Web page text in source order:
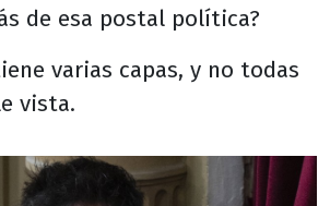
de esa postal política?
varias capas, y no todas
vista.